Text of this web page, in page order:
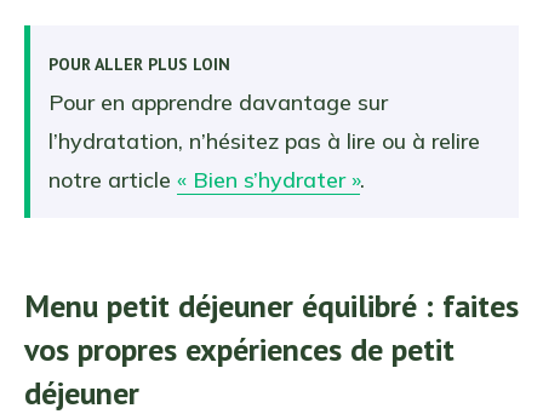
POUR ALLER PLUS LOIN
Pour en apprendre davantage sur
l’hydratation, n’hésitez pas à lire ou à relire
notre article « Bien s’hydrater ».
Menu petit déjeuner équilibré : faites
vos propres expériences de petit
déjeuner